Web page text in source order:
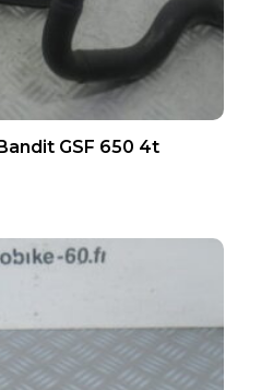
GSF 650 4t